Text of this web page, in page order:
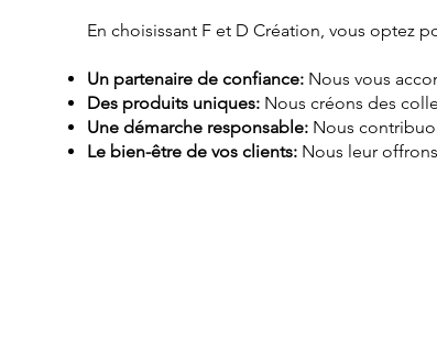
En choisissant F et D Création, vous optez
Un partenaire de confiance: Nous vous
Des produits uniques: Nous créons des
Une démarche responsable: Nous
Le bien-être de vos clients: Nous leur